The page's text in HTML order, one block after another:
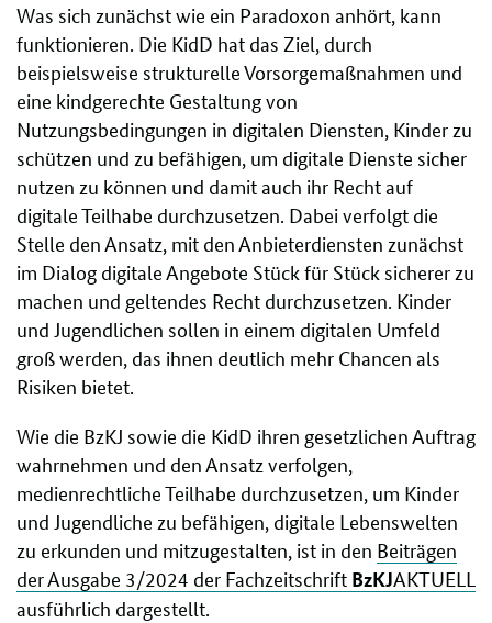
Was sich zunächst wie ein Paradoxon anhört, kann
funktionieren. Die KidD hat das Ziel, durch
beispielsweise strukturelle Vorsorgemaßnahmen und
eine kindgerechte Gestaltung von
Nutzungsbedingungen in digitalen Diensten, Kinder zu
schützen und zu befähigen, um digitale Dienste sicher
nutzen zu können und damit auch ihr Recht auf
digitale Teilhabe durchzusetzen. Dabei verfolgt die
Stelle den Ansatz, mit den Anbieterdiensten zunächst
im Dialog digitale Angebote Stück für Stück sicherer zu
machen und geltendes Recht durchzusetzen. Kinder
und Jugendlichen sollen in einem digitalen Umfeld
groß werden, das ihnen deutlich mehr Chancen als
Risiken bietet.
Wie die BzKJ sowie die KidD ihren gesetzlichen Auftrag
wahrnehmen und den Ansatz verfolgen,
medienrechtliche Teilhabe durchzusetzen, um Kinder
und Jugendliche zu befähigen, digitale Lebenswelten
zu erkunden und mitzugestalten, ist in den Beiträgen
der Ausgabe 3/2024 der Fachzeitschrift BzKJAKTUELL
ausführlich dargestellt.